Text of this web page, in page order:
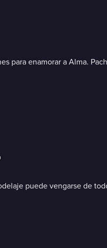
para enamorar a Alma.
puede vengarse de